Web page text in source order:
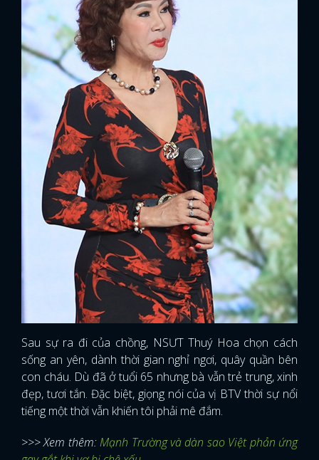
ĐĂNG NHẬP
Sau sự ra đi của chồng, NSƯT Thuý Hoa chọn cách
sống an yên, dành thời gian nghỉ ngơi, quây quần bên
con cháu. Dù đã ở tuổi 65 nhưng bà vẫn trẻ trung, xinh
đẹp, tươi tắn. Đặc biệt, giọng nói của vị BTV thời sự nổi
tiếng một thời vẫn khiến tôi phải mê đắm.
>>> Xem thêm:Mạnh Trường và dàn sao Việt phản ứng